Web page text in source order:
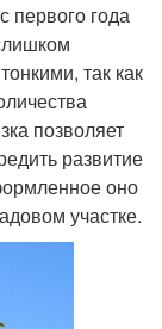
первого года
так как
позволяет
развитие
оно
участке.